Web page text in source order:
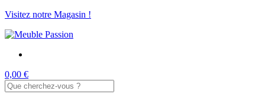
Visitez notre Magasin !
0,00 €